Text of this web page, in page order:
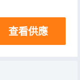
查看供應